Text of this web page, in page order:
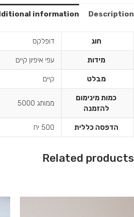
Description
information
חוג דופלקס
מידות עפי איפיון קיים
מבלט קיים
כמות מינימום
להזמנה
ממותג 5000
הדפסה כללית 500 יח
Related products